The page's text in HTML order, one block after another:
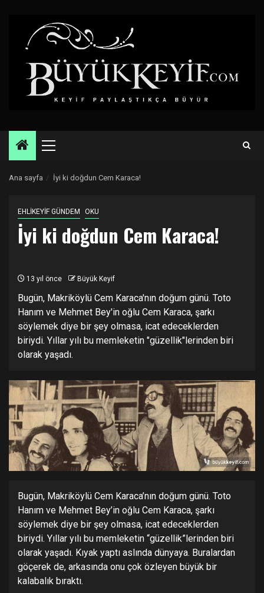
Primary
Ana sayfa İyi ki doğdun Cem Karaca!
EHLİKEYİF GÜNDEM OKU
İyi ki doğdun Cem Karaca!
13 yıl önce Büyük Keyif
Bugün, Makriköylü Cem Karaca'nın doğum günü. Toto
Hanım ve Mehmet Bey'in oğlu Cem Karaca, şarkı
söylemek diye bir şey olmasa, icat edeceklerden
biriydi. Yıllar yılı bu memleketin "güzellik"lerinden biri
olarak yaşadı.
Bugün, Makriköylü Cem Karaca’nın doğum günü. Toto
Hanım ve Mehmet Bey’in oğlu Cem Karaca, şarkı
söylemek diye bir şey olmasa, icat edeceklerden
biriydi. Yıllar yılı bu memleketin “güzellik”lerinden biri
olarak yaşadı. Kıyak yaptı aslında dünyaya. Buralardan
göçerek de, arkasında onu çok özleyen büyük bir
kalabalık bıraktı.